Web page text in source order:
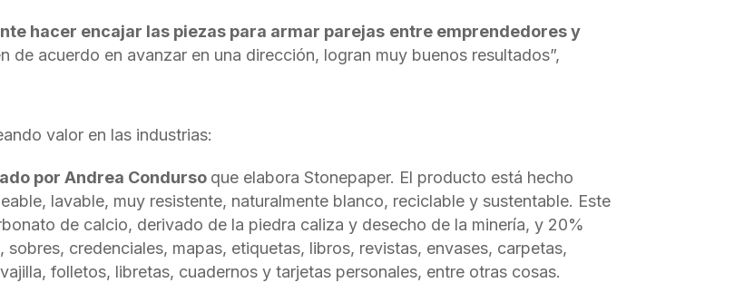
hacer encajar las piezas para armar parejas entre emprendedores y
de acuerdo en avanzar en una dirección, logran muy buenos resultados”,
valor en las industrias:
por Andrea Condurso que elabora Stonepaper. El producto está hecho
lavable, muy resistente, naturalmente blanco, reciclable y sustentable. Este
de calcio, derivado de la piedra caliza y desecho de la minería, y 20%
credenciales, mapas, etiquetas, libros, revistas, envases, carpetas,
folletos, libretas, cuadernos y tarjetas personales, entre otras cosas.